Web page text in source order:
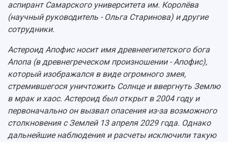
аспирант Самарского университета им. Королёва
(научный руководитель - Ольга Старинова) и другие
сотрудники.
Астероид Апофис носит имя древнеегипетского бога
Апопа (в древнегреческом произношении - Апофис),
который изображался в виде огромного змея,
стремившегося уничтожить Солнце и ввергнуть Землю
в мрак и хаос. Астероид был открыт в 2004 году и
первоначально он вызвал опасения из-за возможного
столкновения с Землей 13 апреля 2029 года. Однако
дальнейшие наблюдения и расчеты исключили такую